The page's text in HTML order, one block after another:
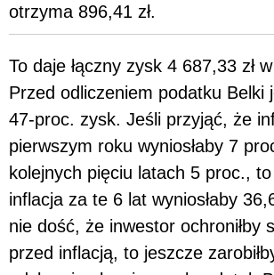
otrzyma 896,41 zł.
To daje łączny zysk 4 687,33 zł
Przed odliczeniem podatku Belki
47-proc. zysk. Jeśli przyjąć, że
pierwszym roku wyniosłaby 7
kolejnych pięciu latach 5 proc.,
inflacja za te 6 lat wyniosłaby
nie dość, że inwestor ochroniłby
przed inflacją, to jeszcze